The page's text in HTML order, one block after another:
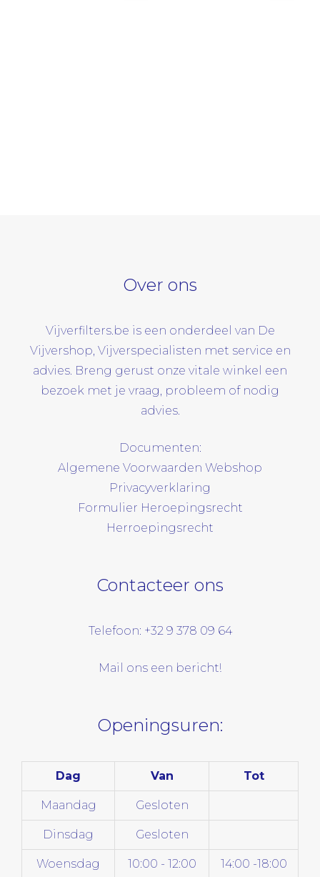
Over ons
Vijverfilters.be is een onderdeel van De
Vijvershop, Vijverspecialisten met service en
advies. Breng gerust onze vitale winkel een
bezoek met je vraag, probleem of nodig
advies.
Documenten:
Algemene Voorwaarden Webshop
Privacyverklaring
Formulier Heroepingsrecht
Herroepingsrecht
Contacteer ons
Telefoon: +32 9 378 09 64
Mail ons een bericht!
Openingsuren:
Dag Van Tot
Maandag Gesloten
Dinsdag Gesloten
Woensdag 10:00 - 12:00 14:00 -18:00